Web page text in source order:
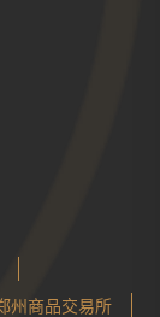
州商品交易所